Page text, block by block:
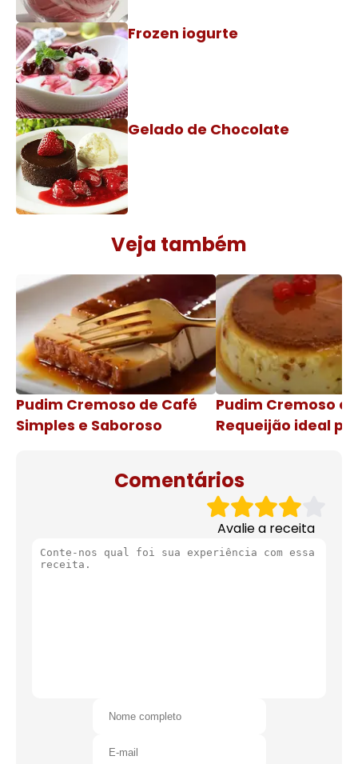
Frozen iogurte
Gelado de Chocolate
Veja também
Pudim Cremoso de Café
Simples e Saboroso
Pudim Cremoso
Requeijão ideal
Comentários
Avalie a receita